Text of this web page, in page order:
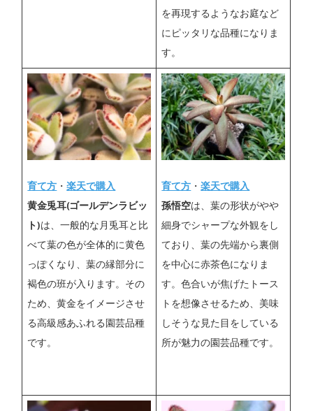
を再現するようなお庭など
にピッタリな品種になりま
す。
育て方 ・楽天で購入
黄金兎耳(ゴールデンラビッ
ト)は、一般的な月兎耳と比
べて葉の色が全体的に黄色
っぽくなり、葉の縁部分に
褐色の班が入ります。その
ため、黄金をイメージさせ
る高級感あふれる園芸品種
です。
育て方 ・楽天で購入
孫悟空は、葉の形状がやや
細身でシャープな外観をし
ており、葉の先端から裏側
を中心に赤茶色になりま
す。色合いが焦げたトース
トを想像させるため、美味
しそうな見た目をしている
所が魅力の園芸品種です。